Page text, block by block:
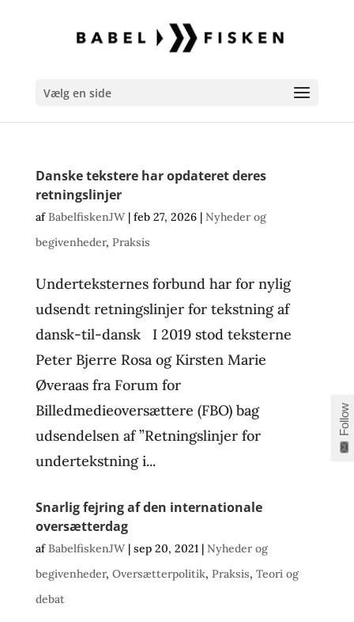
Vælg en side
Danske tekstere har opdateret deres
retningslinjer
afBabelfiskenJW| feb 27, 2026| Nyheder og
begivenheder, Praksis
Underteksternes forbund har for nylig
udsendt retningslinjer for tekstning af
dansk-til-dansk I 2019 stod teksterne
Peter Bjerre Rosa og Kirsten Marie
Øveraas fra Forum for
Billedmedieoversættere (FBO) bag
udsendelsen af ”Retningslinjer for
undertekstning i...
Snarlig fejring af den internationale
oversætterdag
afBabelfiskenJW| sep 20, 2021| Nyheder og
begivenheder, Oversætterpolitik, Praksis, Teori og
debat
Follow